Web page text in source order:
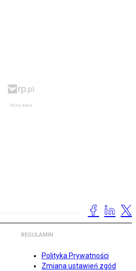
REGULAMIN
Polityka Prywatności
Zmiana ustawień zgód